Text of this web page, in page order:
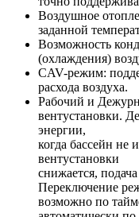
Воздушное
заданной
Возможность
(охлаждения)
CAV-режим:
расхода воздуха.
Рабочий и
вентустановки.
энергии,
когда бассейн не
вентустановки
снижается,
Переключение
возможно по